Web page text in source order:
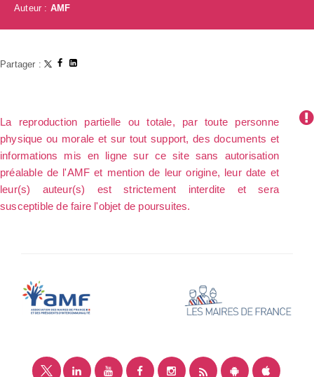
Auteur : AMF
Partager :
La reproduction partielle ou totale, par toute personne
physique ou morale et sur tout support, des documents et
informations mis en ligne sur ce site sans autorisation
préalable de l'AMF et mention de leur origine, leur date et
leur(s) auteur(s) est strictement interdite et sera
susceptible de faire l'objet de poursuites.